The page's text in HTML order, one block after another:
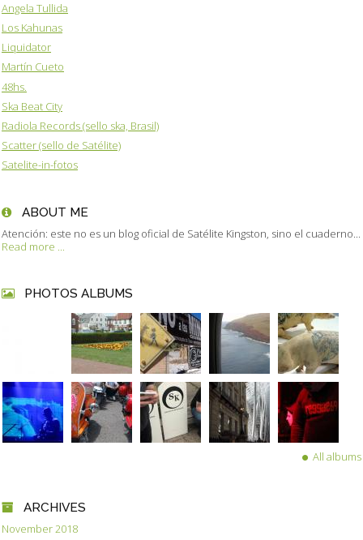
Angela Tullida
Los Kahunas
Liquidator
Martín Cueto
48hs.
Ska Beat City
Radiola Records (sello ska, Brasil)
Scatter (sello de Satélite)
Satelite-in-fotos
ABOUT ME
Atención: este no es un blog oficial de Satélite Kingston, sino el cuaderno...
Read more ...
PHOTOS ALBUMS
All albums
ARCHIVES
November 2018